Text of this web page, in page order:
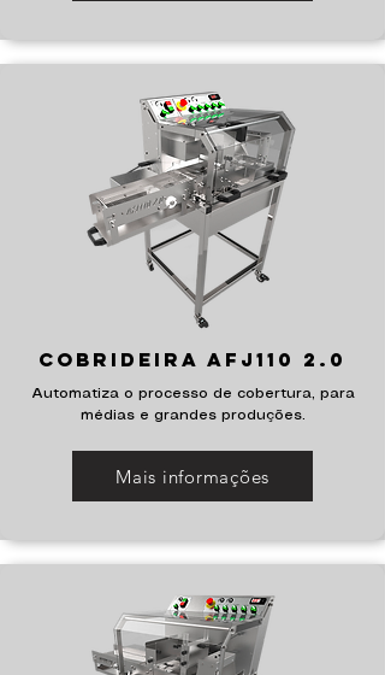
Cobrideira AFJ110 2.0
Automatiza o processo de cobertura, para
médias e grandes produções.
Mais informações